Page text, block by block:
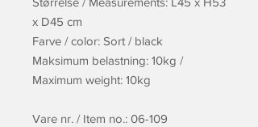
x D45 cm
Farve / color: Sort / black
Maksimum belastning: 10kg /
Maximum weight: 10kg
Vare nr. / Item no.: 06-109